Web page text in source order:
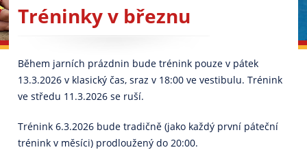
Tréninky v březnu
Během jarních prázdnin bude trénink pouze v pátek
13.3.2026 v klasický čas, sraz v 18:00 ve vestibulu. Trénink
ve středu 11.3.2026 se ruší.
Trénink 6.3.2026 bude tradičně (jako každý první páteční
trénink v měsíci) prodloužený do 20:00.